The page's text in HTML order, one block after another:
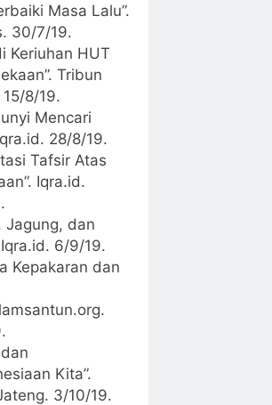
Masa Lalu”.
30/7/19.
Keriuhan HUT
Tribun
8/19.
Mencari
28/8/19.
Tafsir Atas
Iqra.id.
Jagung, dan
Iqra.id. 6/9/19.
Kepakaran dan
Kita”.
3/10/19.